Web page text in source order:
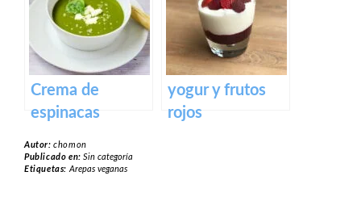
Crema de
espinacas
yogur y frutos
rojos
Autor:chomon
Publicado en:Sin categoría
Etiquetas: Arepas veganas